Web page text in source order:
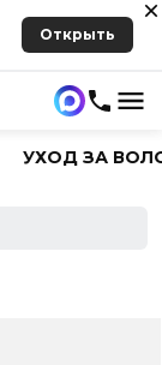
Открыть
УХОД ЗА